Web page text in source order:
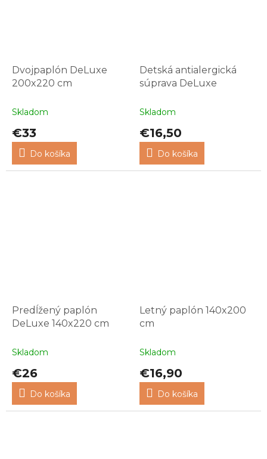
Dvojpaplón DeLuxe
200x220 cm
Skladom
€33
Do košíka
Detská antialergická
súprava DeLuxe
Skladom
€16,50
Do košíka
Predĺžený paplón
DeLuxe 140x220 cm
Skladom
€26
Do košíka
Letný paplón 140x200
cm
Skladom
€16,90
Do košíka